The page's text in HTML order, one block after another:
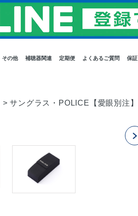
その他 補聴器関連 定期便 よくあるご質問 保証
>サングラス・POLICE【愛眼別注】